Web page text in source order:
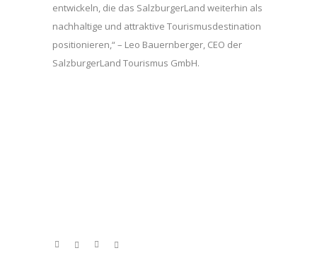
entwickeln, die das SalzburgerLand weiterhin als
nachhaltige und attraktive Tourismusdestination
positionieren,“ – Leo Bauernberger, CEO der
SalzburgerLand Tourismus GmbH.